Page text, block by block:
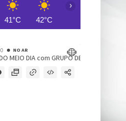
41°C 42°C
›